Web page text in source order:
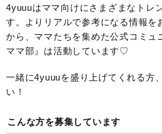
4yuuuはママ向けにさまざまなトレ
す。よりリアルで参考になる情報を
から、ママたちを集めた公式コミュ
ママ部』は活動しています♡
一緒に4yuuuを盛り上げてくれる方
い！
こんな方を募集しています